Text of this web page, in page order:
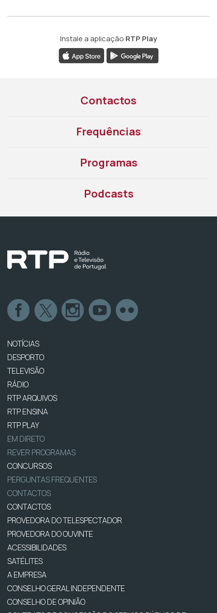
Instale a aplicação RTP Play
Contactos
Frequências
Programas
Podcasts
NOTÍCIAS
DESPORTO
TELEVISÃO
RÁDIO
RTP ARQUIVOS
RTP ENSINA
RTP PLAY
EM DIRETO
REVER PROGRAMAS
CONCURSOS
PERGUNTAS FREQUENTES
CONTACTOS
CONTACTOS
PROVEDORA DO TELESPECTADOR
PROVEDORA DO OUVINTE
ACESSIBILIDADES
SATÉLITES
A EMPRESA
CONSELHO GERAL INDEPENDENTE
CONSELHO DE OPINIÃO